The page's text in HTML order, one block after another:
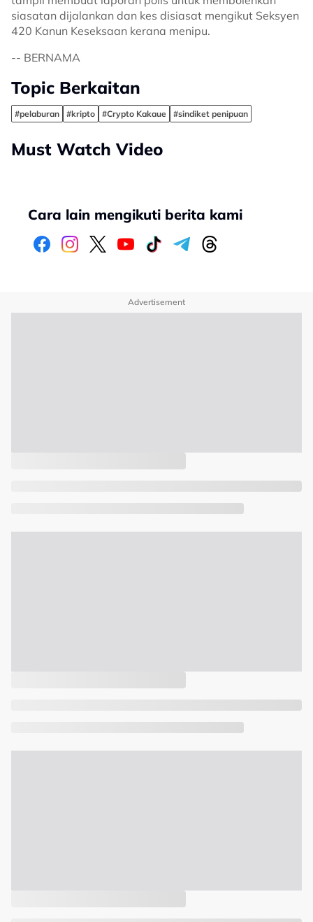
siasatan dijalankan dan kes disiasat mengikut Seksyen
420 Kanun Keseksaan kerana menipu.
-- BERNAMA
Topic Berkaitan
#pelaburan #kripto #Crypto Kakaue #sindiket penipuan
Must Watch Video
Cara lain mengikuti berita kami
Advertisement